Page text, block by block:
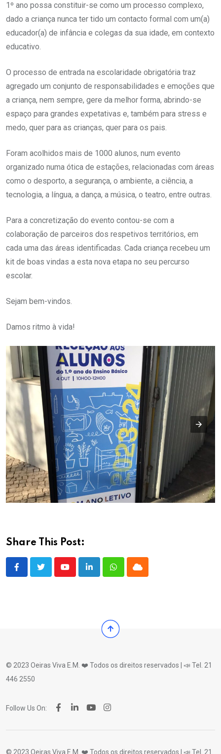
1º ano possa constituir-se como um processo complexo,
dado a criança nunca ter tido um contacto formal com um(a)
educador(a) de infância e colegas da sua idade, em contexto
educativo.
O processo de entrada na escolaridade obrigatória traz
agregado um conjunto de responsabilidades e emoções que
a criança, nem sempre, gere da melhor forma, abrindo-se
espaço para grandes expetativas e, também para stress e
medo, quer para as crianças, quer para os pais.
Foram acolhidos mais de 1000 alunos, num evento
organizado numa ótica de estações, relacionadas com áreas
como o desporto, a segurança, o ambiente, a ciência, a
tecnologia, a língua, a dança, a música, o teatro, entre outras.
Para a concretização do evento contou-se com a
colaboração de parceiros dos respetivos territórios, em
cada uma das áreas identificadas. Cada criança recebeu um
kit de boas vindas a esta nova etapa no seu percurso
escolar.
Sejam bem-vindos.
Damos ritmo à vida!
Share This Post:
YoutubeLinkedInWhatsappCloud
© 2023 Oeiras Viva E.M. ❤️ Todos os direitos reservados | 📣 Tel. 21
446 2550
Follow Us On:
© 2023 Oeiras Viva E.M. ❤️ Todos os direitos reservados | 📣 Tel. 21